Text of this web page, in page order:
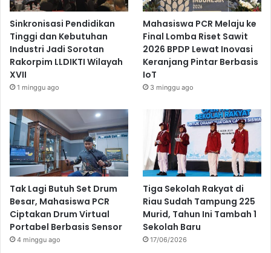
Sinkronisasi Pendidikan
Tinggi dan Kebutuhan
Industri Jadi Sorotan
Rakorpim LLDIKTI Wilayah
XVII
1 minggu ago
Mahasiswa PCR Melaju ke
Final Lomba Riset Sawit
2026 BPDP Lewat Inovasi
Keranjang Pintar Berbasis
IoT
3 minggu ago
Tak Lagi Butuh Set Drum
Besar, Mahasiswa PCR
Ciptakan Drum Virtual
Portabel Berbasis Sensor
4 minggu ago
Tiga Sekolah Rakyat di
Riau Sudah Tampung 225
Murid, Tahun Ini Tambah 1
Sekolah Baru
17/06/2026